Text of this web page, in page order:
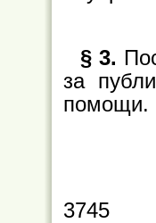
§ 3.
за
помощи.
3745